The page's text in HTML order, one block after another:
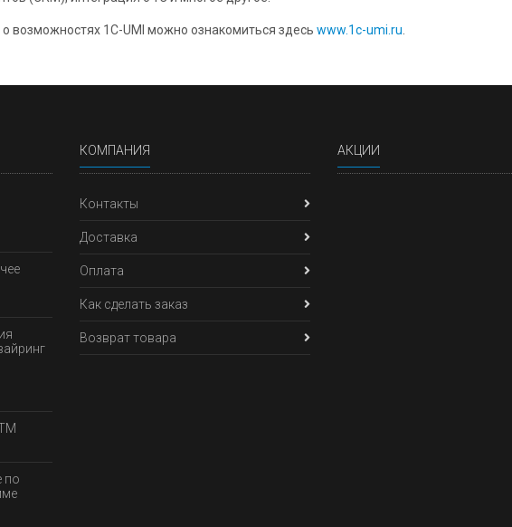
возможностях 1C-UMI можно ознакомиться здесь www.1c-umi.ru
по
КОМПАНИЯ
Контакты
Доставка
Оплата
Как сделать заказ
Возврат товара
АКЦИИ